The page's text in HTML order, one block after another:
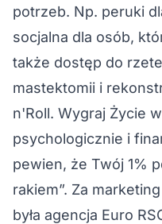
potrzeb. Np. peruki
socjalna dla osób,
także dostęp do
mastektomii i
n'Roll. Wygraj Życie
psychologicznie i
pewien, że Twój 1%
rakiem”. Za
była agencja Euro